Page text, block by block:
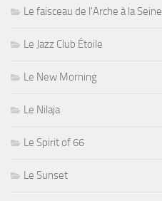
Le faisceau de l'Arche à la Seine
Le Jazz Club Étoile
Le New Morning
Le Nilaja
Le Spirit of 66
Le Sunset